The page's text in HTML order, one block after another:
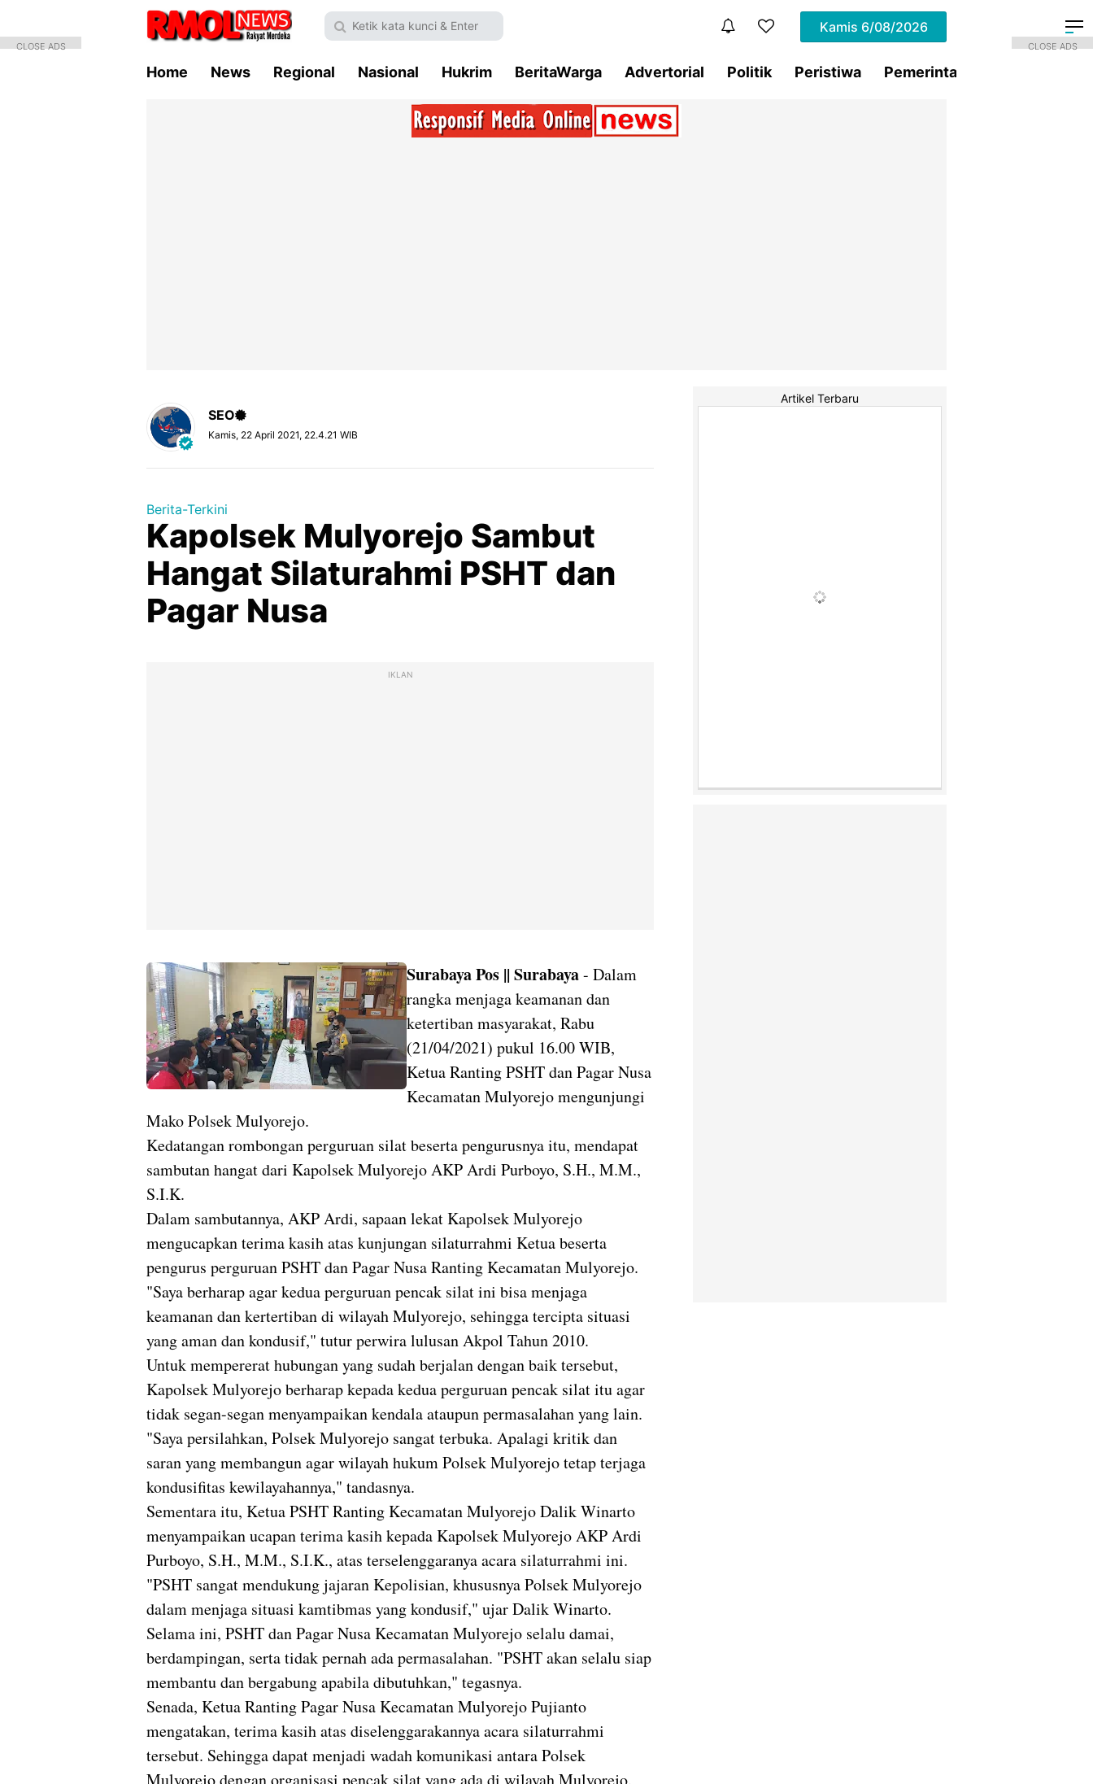
Kamis 6/08/2026
Home News Regional Nasional Hukrim BeritaWarga Advertorial Politik Peristiwa Pemerintahan
SEO
Kamis, 22 April 2021, 22.4.21 WIB
Berita-Terkini
Kapolsek Mulyorejo Sambut
Hangat Silaturahmi PSHT dan
Pagar Nusa
IKLAN
Surabaya Pos || Surabaya- Dalam
rangka menjaga keamanan dan
ketertiban masyarakat, Rabu
(21/04/2021) pukul 16.00 WIB,
Ketua Ranting PSHT dan Pagar Nusa
Kecamatan Mulyorejo mengunjungi
Mako Polsek Mulyorejo.
Kedatangan rombongan perguruan silat beserta pengurusnya itu, mendapat
sambutan hangat dari Kapolsek Mulyorejo AKP Ardi Purboyo, S.H., M.M.,
S.I.K.
Dalam sambutannya, AKP Ardi, sapaan lekat Kapolsek Mulyorejo
mengucapkan terima kasih atas kunjungan silaturrahmi Ketua beserta
pengurus perguruan PSHT dan Pagar Nusa Ranting Kecamatan Mulyorejo.
"Saya berharap agar kedua perguruan pencak silat ini bisa menjaga
keamanan dan kertertiban di wilayah Mulyorejo, sehingga tercipta situasi
yang aman dan kondusif," tutur perwira lulusan Akpol Tahun 2010.
Untuk mempererat hubungan yang sudah berjalan dengan baik tersebut,
Kapolsek Mulyorejo berharap kepada kedua perguruan pencak silat itu agar
tidak segan-segan menyampaikan kendala ataupun permasalahan yang lain.
"Saya persilahkan, Polsek Mulyorejo sangat terbuka. Apalagi kritik dan
saran yang membangun agar wilayah hukum Polsek Mulyorejo tetap terjaga
kondusifitas kewilayahannya," tandasnya.
Sementara itu, Ketua PSHT Ranting Kecamatan Mulyorejo Dalik Winarto
menyampaikan ucapan terima kasih kepada Kapolsek Mulyorejo AKP Ardi
Purboyo, S.H., M.M., S.I.K., atas terselenggaranya acara silaturrahmi ini.
"PSHT sangat mendukung jajaran Kepolisian, khususnya Polsek Mulyorejo
dalam menjaga situasi kamtibmas yang kondusif," ujar Dalik Winarto.
Selama ini, PSHT dan Pagar Nusa Kecamatan Mulyorejo selalu damai,
berdampingan, serta tidak pernah ada permasalahan. "PSHT akan selalu siap
membantu dan bergabung apabila dibutuhkan," tegasnya.
Senada, Ketua Ranting Pagar Nusa Kecamatan Mulyorejo Pujianto
mengatakan, terima kasih atas diselenggarakannya acara silaturrahmi
tersebut. Sehingga dapat menjadi wadah komunikasi antara Polsek
Mulyorejo dengan organisasi pencak silat yang ada di wilayah Mulyorejo.
Artikel Terbaru
CLOSE ADS CLOSE ADS